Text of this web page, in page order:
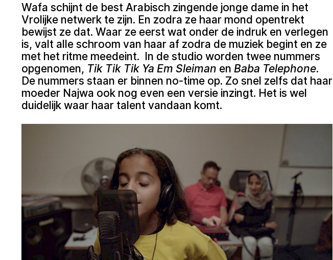
Wafa schijnt de best Arabisch zingende jonge dame in het
Vrolijke netwerk te zijn. En zodra ze haar mond opentrekt
bewijst ze dat. Waar ze eerst wat onder de indruk en verlegen
is, valt alle schroom van haar af zodra de muziek begint en ze
met het ritme meedeint. In de studio worden twee nummers
opgenomen, Tik Tik Tik Ya Em Sleiman en Baba Telephone.
De nummers staan er binnen no-time op. Zo snel zelfs dat haar
moeder Najwa ook nog even een versie inzingt. Het is wel
duidelijk waar haar talent vandaan komt.